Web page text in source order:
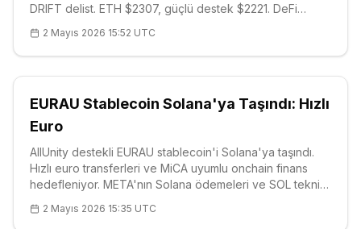
DRIFT delist. ETH $2307, güçlü destek $2221. DeFi
edin!
2 Mayıs 2026 15:52 UTC
EURAU Stablecoin Solana'ya Taşındı: Hızlı
Euro
AllUnity destekli EURAU stablecoin'i Solana'ya taşındı.
Hızlı euro transferleri ve MiCA uyumlu onchain finans
hedefleniyor. META'nın Solana ödemeleri ve SOL teknik
destekler $80.92'de.
2 Mayıs 2026 15:35 UTC